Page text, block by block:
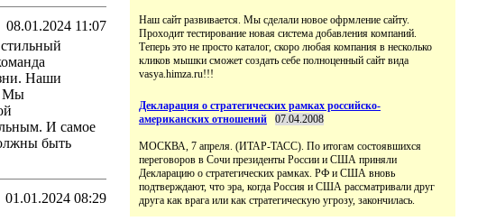
08.01.2024 11:07
Наши
Мы
И самое
быть
01.01.2024 08:29
Наш сайт развивается. Мы сделали новое офрмление сайту.
Проходит тестирование новая система добавления компаний.
Теперь это не просто каталог, скоро любая компания в несколько
кликов мышки сможет создать себе полноценный сайт вида
vasya.himza.ru!!!
Декларация о стратегических рамках российско-
американских отношений
07.04.2008
МОСКВА, 7 апреля. (ИТАР-ТАСС). По итогам состоявшихся
переговоров в Сочи президенты России и США приняли
Декларацию о стратегических рамках. РФ и США вновь
подтверждают, что эра, когда Россия и США рассматривали друг
друга как врага или как стратегическую угрозу, закончилась.